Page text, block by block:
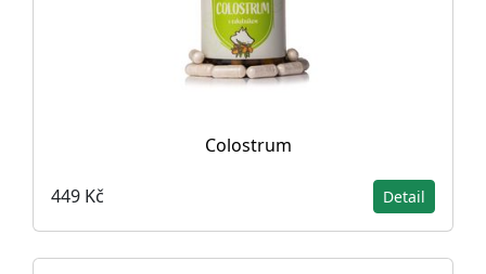
Colostrum
449 Kč Detail